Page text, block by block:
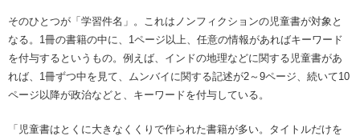
そのひとつが「学習件名」。これはノンフィクションの児童書が対象と
なる。1冊の書籍の中に、1ページ以上、任意の情報があればキーワード
を付与するというもの。例えば、インドの地理などに関する児童書があ
れば、1冊ずつ中を見て、ムンバイに関する記述が2～9ページ、続いて10
ページ以降が政治などと、キーワードを付与している。
「児童書はとくに大きなくくりで作られた書籍が多い。タイトルだけを